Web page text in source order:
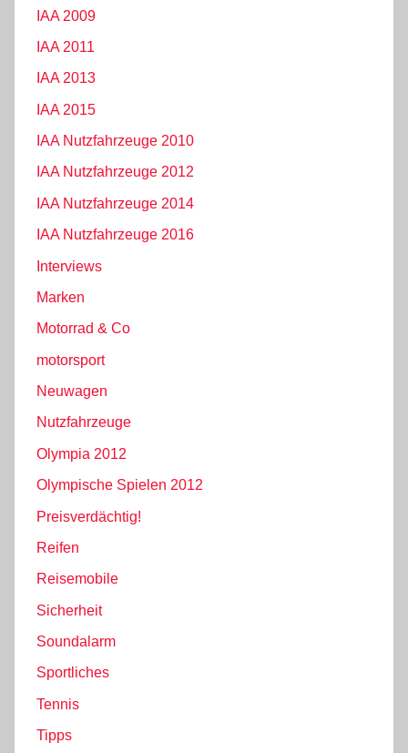
IAA 2009
IAA 2011
IAA 2013
IAA 2015
IAA Nutzfahrzeuge 2010
IAA Nutzfahrzeuge 2012
IAA Nutzfahrzeuge 2014
IAA Nutzfahrzeuge 2016
Interviews
Marken
Motorrad & Co
motorsport
Neuwagen
Nutzfahrzeuge
Olympia 2012
Olympische Spielen 2012
Preisverdächtig!
Reifen
Reisemobile
Sicherheit
Soundalarm
Sportliches
Tennis
Tipps